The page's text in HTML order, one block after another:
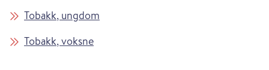
Tobakk, ungdom
Tobakk, voksne